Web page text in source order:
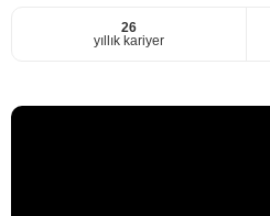
26
yıllık kariyer